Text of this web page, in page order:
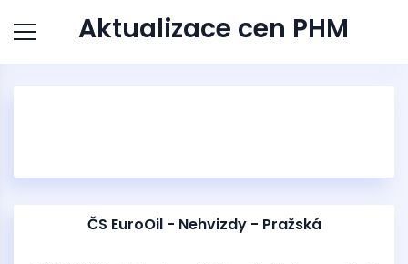
Aktualizace cen PHM
ČS EuroOil - Nehvizdy - Pražská